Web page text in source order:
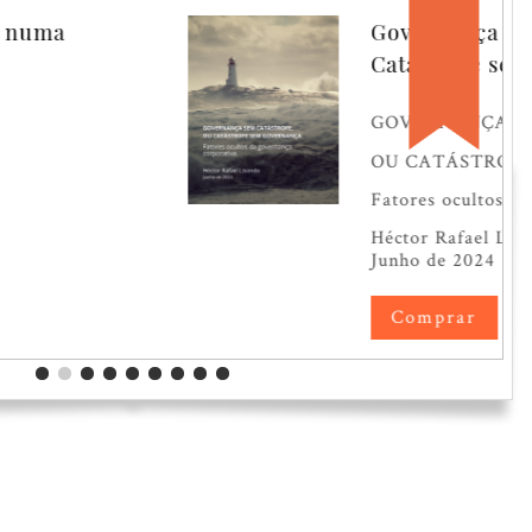
sem Catástrofe, ou
sem Governança
SEM CATÁSTROFE,
CATÁSTROFE SEM GOVERNANÇA
ocultos da governança corporativa.